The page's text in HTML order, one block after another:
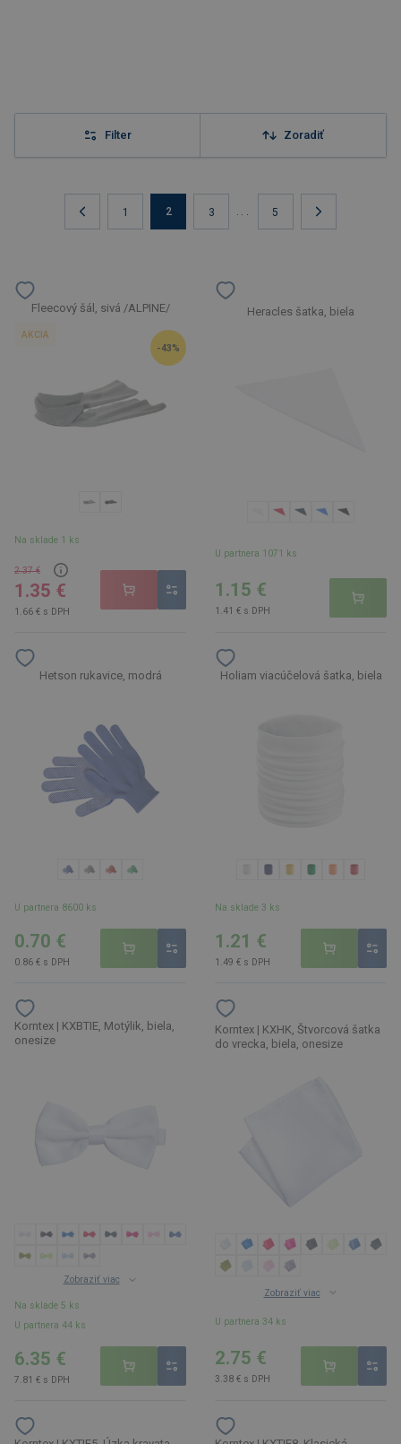
Filter Zoradiť
1 2 3 ... 5
Fleecový šál, sivá /ALPINE/
AKCIA
-43%
Na sklade 1 ks
2.37 €
1.35 €
1.66 € s DPH
Heracles šatka, biela
U partnera 1071 ks
1.15 €
1.41 € s DPH
Hetson rukavice, modrá
U partnera 8600 ks
0.70 €
0.86 € s DPH
Holiam viacúčelová šatka, biela
Na sklade 3 ks
1.21 €
1.49 € s DPH
Korntex | KXBTIE, Motýlik, biela,
onesize
Zobraziť viac
Na sklade 5 ks
U partnera 44 ks
6.35 €
7.81 € s DPH
Korntex | KXHK, Štvorcová šatka
do vrecka, biela, onesize
Zobraziť viac
U partnera 34 ks
2.75 €
3.38 € s DPH